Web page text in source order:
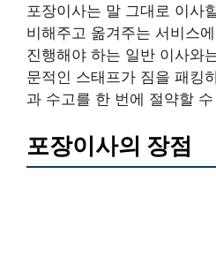
포장이사는 말 그대로 이사
비해주고 옮겨주는 서비스
진행해야 하는 일반 이사와
문적인 스태프가 짐을 패킹
과 수고를 한 번에 절약할
포장이사의 장점